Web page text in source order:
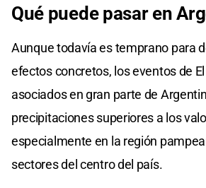
Qué puede pasar en
Aunque todavía es temprano para
efectos concretos, los eventos de
asociados en gran parte de
precipitaciones superiores a los
especialmente en la región
sectores del centro del país.